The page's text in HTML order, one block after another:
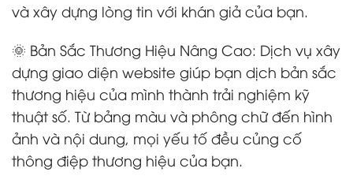
và xây dựng lòng tin với khán giả của bạn.
🌞 Bản Sắc Thương Hiệu Nâng Cao: Dịch vụ xây
dựng giao diện website giúp bạn dịch bản sắc
thương hiệu của mình thành trải nghiệm kỹ
thuật số. Từ bảng màu và phông chữ đến hình
ảnh và nội dung, mọi yếu tố đều củng cố
thông điệp thương hiệu của bạn.